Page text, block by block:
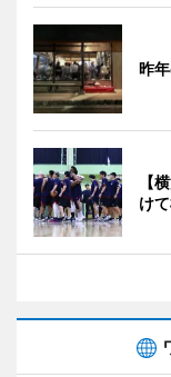
昨
【
け